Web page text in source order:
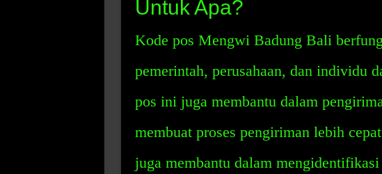
Untuk Apa?
Kode pos Mengwi Badung Bali
pemerintah, perusahaan, dan individu
pos ini juga membantu dalam
membuat proses pengiriman lebih
juga membantu dalam